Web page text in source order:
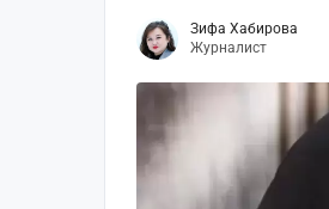
Зифа Хабирова
Журналист